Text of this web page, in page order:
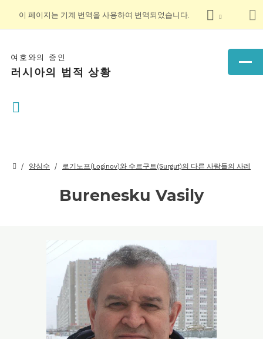
이 페이지는 기계 번역을 사용하여 번역되었습니다.
여호와의 증인
러시아의 법적 상황
양심수 로기노프(Loginov)와 수르구트(Surgut)의 다른 사람들의 사례
Burenesku Vasily